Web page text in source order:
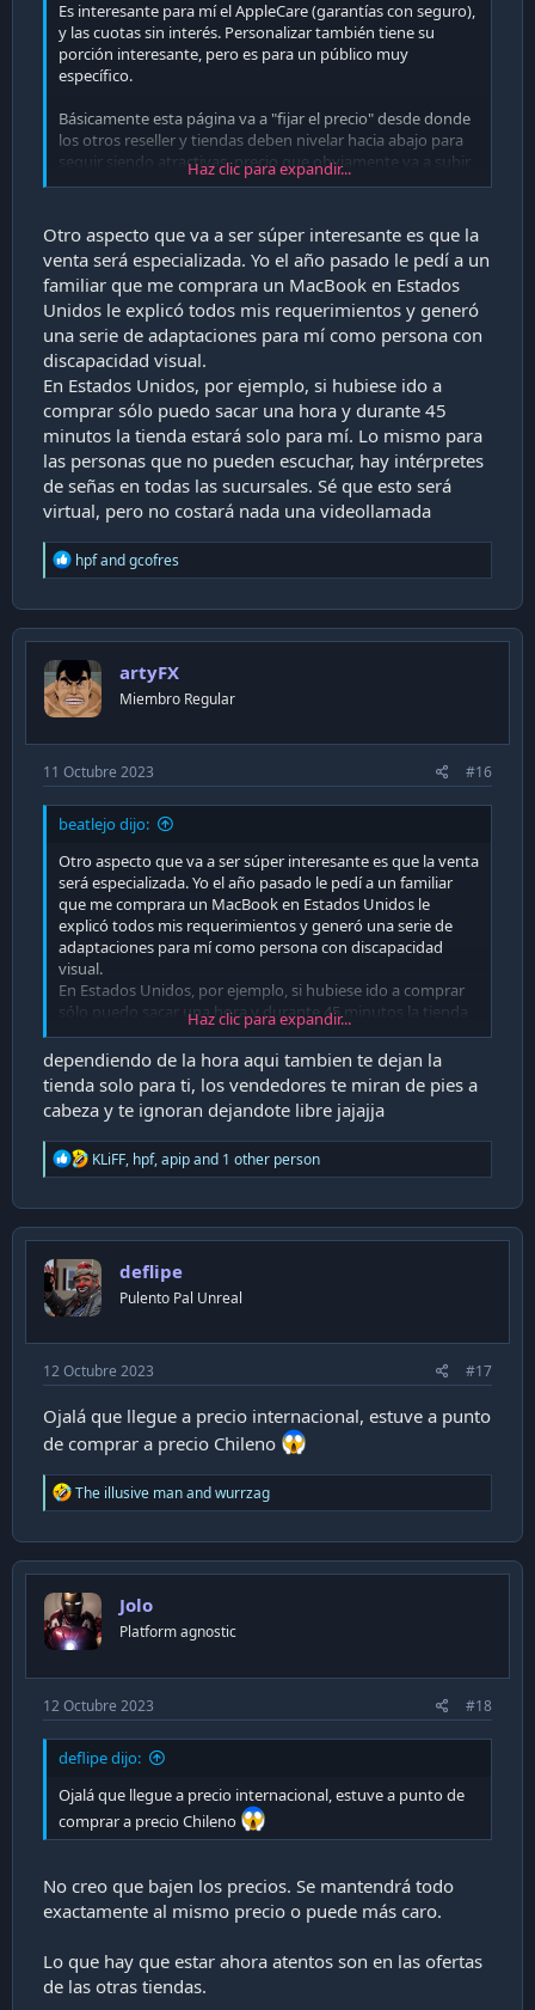
Es interesante para mí el AppleCare (garantías con seguro),
y las cuotas sin interés. Personalizar también tiene su
porción interesante, pero es para un público muy
específico.
Básicamente esta página va a "fijar el precio" desde donde
los otros reseller y tiendas deben nivelar hacia abajo para
seguir siendo atractivas, precio que obviamente va a subir,
pero con los beneficios de comprar directamente en Apple.
En resumen: es una buena noticia siempre y cuando no
signifique que suban los precios, que lamentablemente es
lo más probable que pase.
Haz clic para expandir...
Otro aspecto que va a ser súper interesante es que la
venta será especializada. Yo el año pasado le pedí a un
familiar que me comprara un MacBook en Estados
Unidos le explicó todos mis requerimientos y generó
una serie de adaptaciones para mí como persona con
discapacidad visual.
En Estados Unidos, por ejemplo, si hubiese ido a
comprar sólo puedo sacar una hora y durante 45
minutos la tienda estará solo para mí. Lo mismo para
las personas que no pueden escuchar, hay intérpretes
de señas en todas las sucursales. Sé que esto será
virtual, pero no costará nada una videollamada
R
e
c
t
o
n
s
hpfandgcofres
artyFX
Miembro Regular
11 Octubre 2023 #16
beatlejo dijo:
Otro aspecto que va a ser súper interesante es que la venta
será especializada. Yo el año pasado le pedí a un familiar
que me comprara un MacBook en Estados Unidos le
explicó todos mis requerimientos y generó una serie de
adaptaciones para mí como persona con discapacidad
visual.
En Estados Unidos, por ejemplo, si hubiese ido a comprar
sólo puedo sacar una hora y durante 45 minutos la tienda
estará solo para mí. Lo mismo para las personas que no
pueden escuchar, hay intérpretes de señas en todas las
sucursales. Sé que esto será virtual, pero no costará nada
una videollamada
Haz clic para expandir...
dependiendo de la hora aqui tambien te dejan la
tienda solo para ti, los vendedores te miran de pies a
cabeza y te ignoran dejandote libre jajajja
R
e
c
t
o
n
s
KLiFF, hpf,apipand 1 other person
deflipe
Pulento Pal Unreal
12 Octubre 2023 #17
Ojalá que llegue a precio internacional, estuve a punto
de comprar a precio Chileno
R
e
c
t
o
n
s
The illusive manandwurrzag
Jolo
Platform agnostic
12 Octubre 2023 #18
deflipe dijo:
Ojalá que llegue a precio internacional, estuve a punto de
comprar a precio Chileno
No creo que bajen los precios. Se mantendrá todo
exactamente al mismo precio o puede más caro.
Lo que hay que estar ahora atentos son en las ofertas
de las otras tiendas.